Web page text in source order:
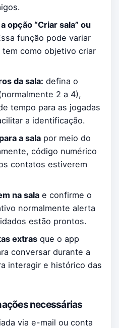
opção “Criar sala” ou
função pode variar
como objetivo criar
da sala: defina o
2 a 4),
tempo para as jogadas
a identificação.
a sala por meio do
código numérico
contatos estiverem
na sala e confirme o
normalmente alerta
estão prontos.
extras que o app
conversar durante a
interagir e histórico das
necessárias
via e-mail ou conta